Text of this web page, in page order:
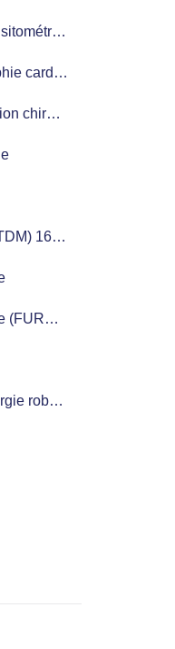
indiquée ?
par robot et comment
robot et comment est-
SOMATOM
cardiaque monoplan
chirurgicale
16 coupes
(FURS) avec le système
robotisée dans les